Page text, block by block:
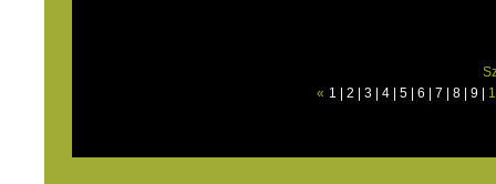
« 1 2 3| 4| 5| 6 7 8| 9|